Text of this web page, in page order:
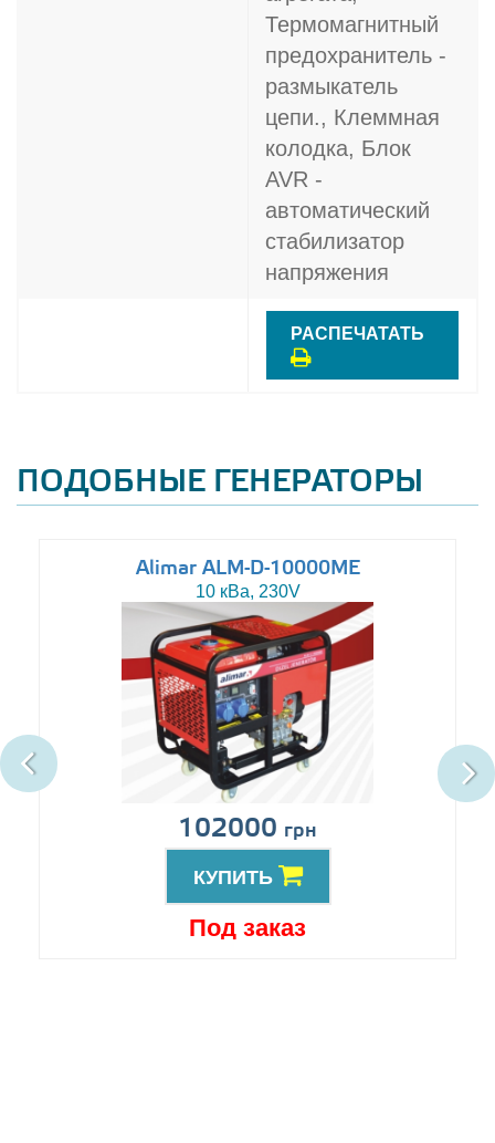
Термомагнитный
предохранитель -
размыкатель
цепи., Клеммная
колодка, Блок
AVR -
автоматический
стабилизатор
напряжения
РАСПЕЧАТАТЬ
ПОДОБНЫЕ ГЕНЕРАТОРЫ
Alimar ALM-D-10000ME
10 кВа, 230V
102000 грн
КУПИТЬ
Под заказ